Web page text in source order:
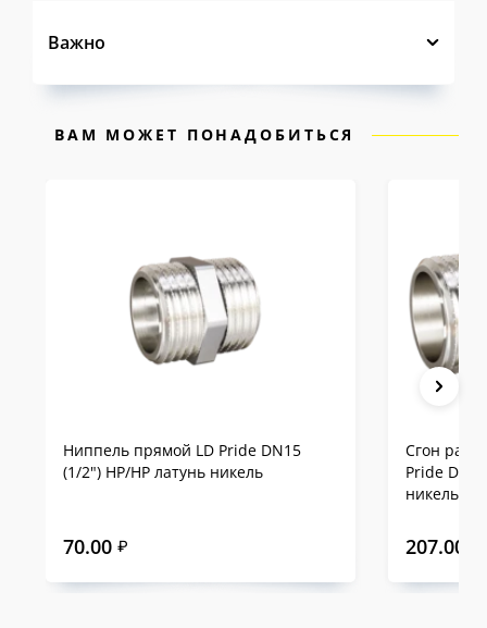
контроль качества
гарантируют стабильность
Сравнение LD Pride с
Важно
ВАМ МОЖЕТ ПОНАДОБИТЬСЯ
Ниппель прямой LD Pride DN15
(1/2") НР/НР латунь никель
70.00 ₽
Сгон
Pride
никель
207.00